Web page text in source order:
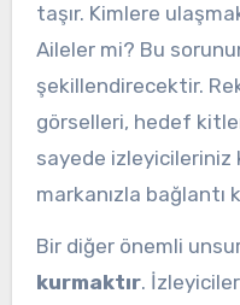
taşır. Kimlere
Aileler mi? Bu
şekillendirecektir.
görselleri, hedef
sayede izleyicileriniz
markanızla bağlantı
Bir diğer önemli
kurmaktır.